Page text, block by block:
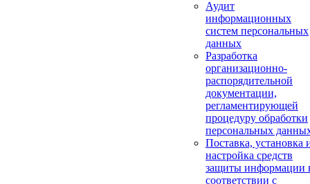
Аудит
информационных
систем персональных
данных
Разработка
организационно-
распорядительной
документации,
регламентирующей
процедуру обработки
персональных
Поставка, установка
настройка средств
защиты информации
соответствии с